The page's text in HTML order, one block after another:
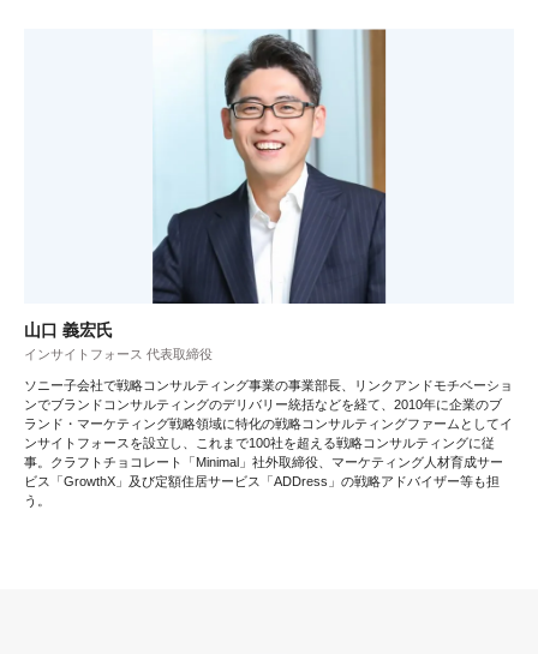
山口 義宏氏
インサイトフォース 代表取締役
ソニー子会社で戦略コンサルティング事業の事業部長、リンクアンドモチベーショ
ンでブランドコンサルティングのデリバリー統括などを経て、2010年に企業のブ
ランド・マーケティング戦略領域に特化の戦略コンサルティングファームとしてイ
ンサイトフォースを設立し、これまで100社を超える戦略コンサルティングに従
事。クラフトチョコレート「Minimal」社外取締役、マーケティング人材育成サー
ビス「GrowthX」及び定額住居サービス「ADDress」の戦略アドバイザー等も担
う。